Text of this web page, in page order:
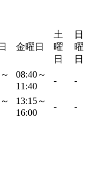
金曜日
土
曜
日
日
曜
日
08:40～
11:40
- -
13:15～
16:00
- -